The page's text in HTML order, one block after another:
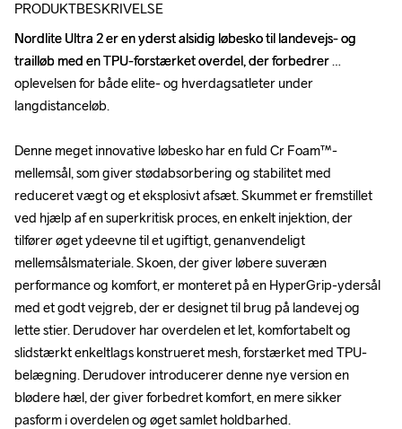
PRODUKTBESKRIVELSE
Nordlite Ultra 2 er en yderst alsidig løbesko til landevejs- og
trailløb med en TPU-forstærket overdel, der forbedrer
oplevelsen for både elite- og hverdagsatleter under
langdistanceløb.
Denne meget innovative løbesko har en fuld Cr Foam™-
mellemsål, som giver stødabsorbering og stabilitet med
reduceret vægt og et eksplosivt afsæt. Skummet er fremstillet
ved hjælp af en superkritisk proces, en enkelt injektion, der
tilfører øget ydeevne til et ugiftigt, genanvendeligt
mellemsålsmateriale. Skoen, der giver løbere suveræn
performance og komfort, er monteret på en HyperGrip-ydersål
med et godt vejgreb, der er designet til brug på landevej og
lette stier. Derudover har overdelen et let, komfortabelt og
slidstærkt enkeltlags konstrueret mesh, forstærket med TPU-
belægning. Derudover introducerer denne nye version en
blødere hæl, der giver forbedret komfort, en mere sikker
pasform i overdelen og øget samlet holdbarhed.
Nordlite Ultra 2 er en yderst alsidig løbesko til landevejs- og
trailløb med en TPU-forstærket overdel, der forbedrer
oplevelsen for både elite- og hverdagsatleter under
langdistanceløb.
Denne meget innovative løbesko har en fuld Cr Foam™-
mellemsål, som giver stødabsorbering og stabilitet med
reduceret vægt og et eksplosivt afsæt. Skummet er fremstillet
ved hjælp af en superkritisk proces, en enkelt injektion, der
tilfører øget ydeevne til et ugiftigt, genanvendeligt
mellemsålsmateriale. Skoen, der giver løbere suveræn
performance og komfort, er monteret på en HyperGrip-ydersål
med et godt vejgreb, der er designet til brug på landevej og
lette stier. Derudover har overdelen et let, komfortabelt og
slidstærkt enkeltlags konstrueret mesh, forstærket med TPU-
belægning. Derudover introducerer denne nye version en
blødere hæl, der giver forbedret komfort, en mere sikker
pasform i overdelen og øget samlet holdbarhed.